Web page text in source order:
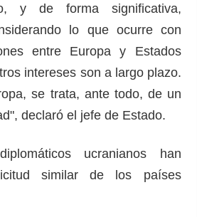
y de forma significativa,
lo que ocurre con
entre Europa y Estados
intereses son a largo plazo.
se trata, ante todo, de un
declaró el jefe de Estado.
ucranianos han
similar de los países